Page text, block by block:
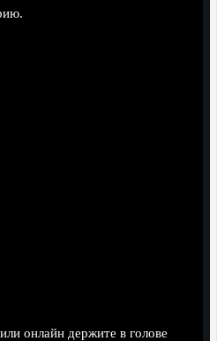
онлайн держите в голове